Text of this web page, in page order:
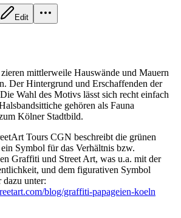
Edit
mittlerweile Hauswände und Mauern
Der Hintergrund und Erschaffenden der
Wahl des Motivs lässt sich recht einfach
gehören als Fauna
Kölner Stadtbild.
Tours CGN beschreibt die grünen
Symbol für das Verhältnis bzw.
Graffiti und Street Art, was u.a. mit der
und dem figurativen Symbol
dazu unter:
blog/graffiti-papageien-koeln